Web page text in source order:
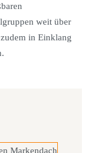
weit über
in Einklang